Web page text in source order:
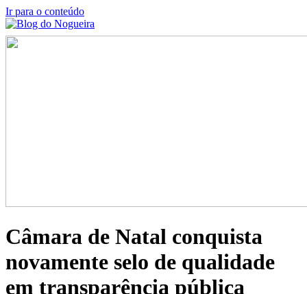
Ir para o conteúdo
Câmara de Natal conquista
novamente selo de qualidade
em transparência pública